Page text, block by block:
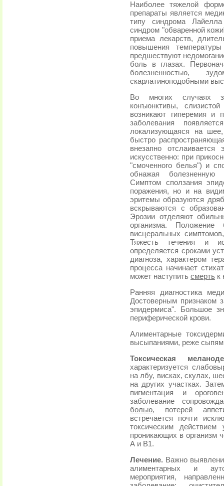
Наиболее тяжелой
препараты является
типу синдрома Лайелла
синдром "обваренной
приема лекарств,
повышения
предшествуют
боль в глазах.
болезненностью,
скарлатиноподобными
Во многих случаях
конъюнктивы,
возникают гиперемия и
заболевания
локализующаяся на
быстро
внезапно
искусственно: при
"смоченного белья") и
обнажая болезненную
Симптом сползания
поражения, но и на
эритемы образуются
вскрываются с
Эрозии отделяют
организма. Положение
висцеральных
Тяжесть течения и
определяется сроками
диагноза, характером
процесса начинает
может наступить смерть к
Ранняя диагностика
Достоверным признаком
эпидермиса". Большое
периферической крови.
Алиментарные
высыпаниями, реже
Токсическая
характеризуется
на лбу, висках, скулах,
на других участках.
пигментация и
заболевание
болью, потерей
встречается почти
токсическим
проникающих в организм
А и В1.
Лечение. Важно
алиментарных и
мероприятия,